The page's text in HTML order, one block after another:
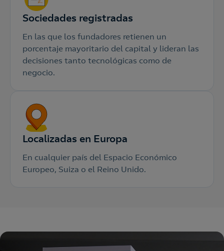
Sociedades registradas
En las que los fundadores retienen un
porcentaje mayoritario del capital y lideran las
decisiones tanto tecnológicas como de
negocio.
Localizadas en Europa
En cualquier país del Espacio Económico
Europeo, Suiza o el Reino Unido.